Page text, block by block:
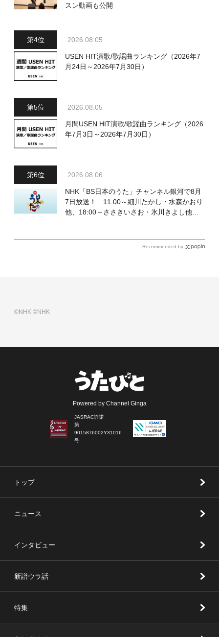
スン動画も公開
2026.08.05
USEN HIT演歌/歌謡曲ランキング（2026年7
月24日～2026年7月30日）
2026.08.05
月間USEN HIT演歌/歌謡曲ランキング（2026
年7月3日～2026年7月30日）
2026.08.06
NHK「BS日本のうた」チャンネル銀河で8月
7日放送！ 11:00～細川たかし・水森かおり
他、18:00～ささきいさお・氷川きよし他登
Recommended by
©NHK©NHK
Powered by Channel Ginga
JASRAC許諾
第
9015876002Y31016
号
トップ
ニュース
インタビュー
新譜ウラ話
特集